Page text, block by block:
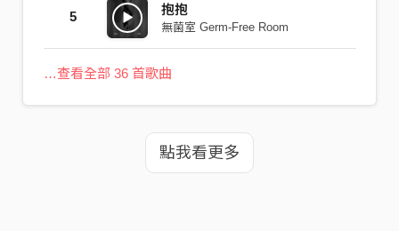
5 抱抱
無菌室 Germ-Free Room
…查看全部 36 首歌曲
點我看更多